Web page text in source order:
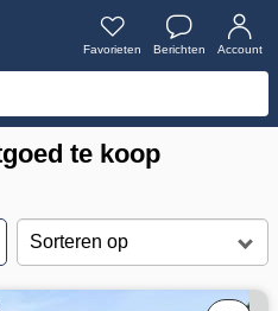
Favorieten Berichten Account
te koop